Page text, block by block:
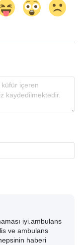
iyi.ambulans
ve ambulans
haberi